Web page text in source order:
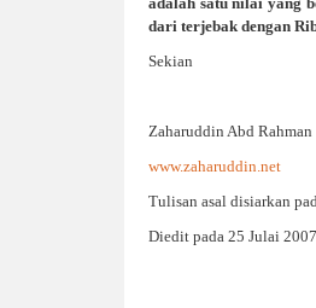
dari terjebak dengan
Sekian
Zaharuddin Abd Rahman
www.zaharuddin.net
Tulisan asal disiarkan
Diedit pada 25 Julai 2007